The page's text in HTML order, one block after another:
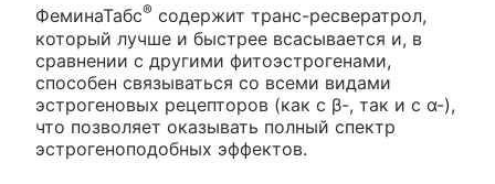
ФеминаТабс® содержит транс-ресвератрол,
который лучше и быстрее всасывается и, в
сравнении с другими фитоэстрогенами,
способен связываться со всеми видами
эстрогеновых рецепторов (как с β-, так и с α-),
что позволяет оказывать полный спектр
эстрогеноподобных эффектов.